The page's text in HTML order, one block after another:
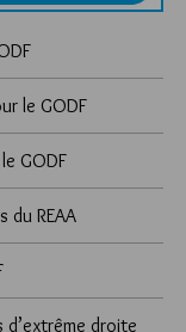
le GODF
GODF
du REAA
d’extrême droite